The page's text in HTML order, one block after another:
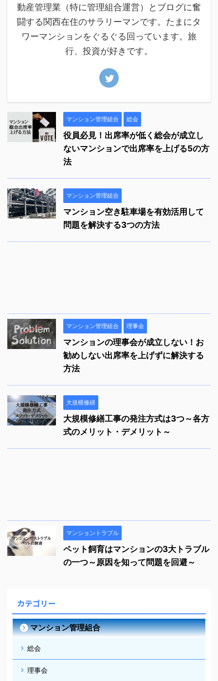
動産管理業（特に管理組合運営）とブログに奮
闘する関西在住のサラリーマンです。たまにタ
ワーマンションをぐるぐる回っています。旅
行、投資が好きです。
マンション管理組合 総会
役員必見！出席率が低く総会が成立し
ないマンションで出席率を上げる5の方
法
マンション管理組合
マンション空き駐車場を有効活用して
問題を解決する3つの方法
マンション管理組合 理事会
マンションの理事会が成立しない！お
勧めしない出席率を上げずに解決する
方法
大規模修繕
大規模修繕工事の発注方式は3つ～各方
式のメリット・デメリット～
マンショントラブル
ペット飼育はマンションの3大トラブル
の一つ～原因を知って問題を回避～
カテゴリー
マンション管理組合
総会
理事会